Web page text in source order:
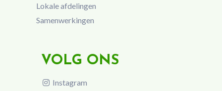
Lokale afdelingen
Samenwerkingen
VOLG ONS
Instagram